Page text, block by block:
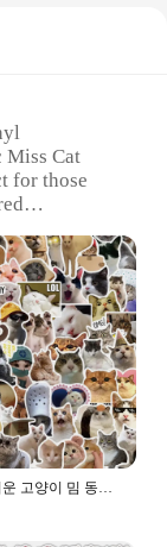
Miss Cat
for those
tattoo
accessory
to suit
and
and can be
multiple
of